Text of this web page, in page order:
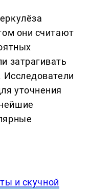
они считают
затрагивать
Исследователи
уточнения
и скучной